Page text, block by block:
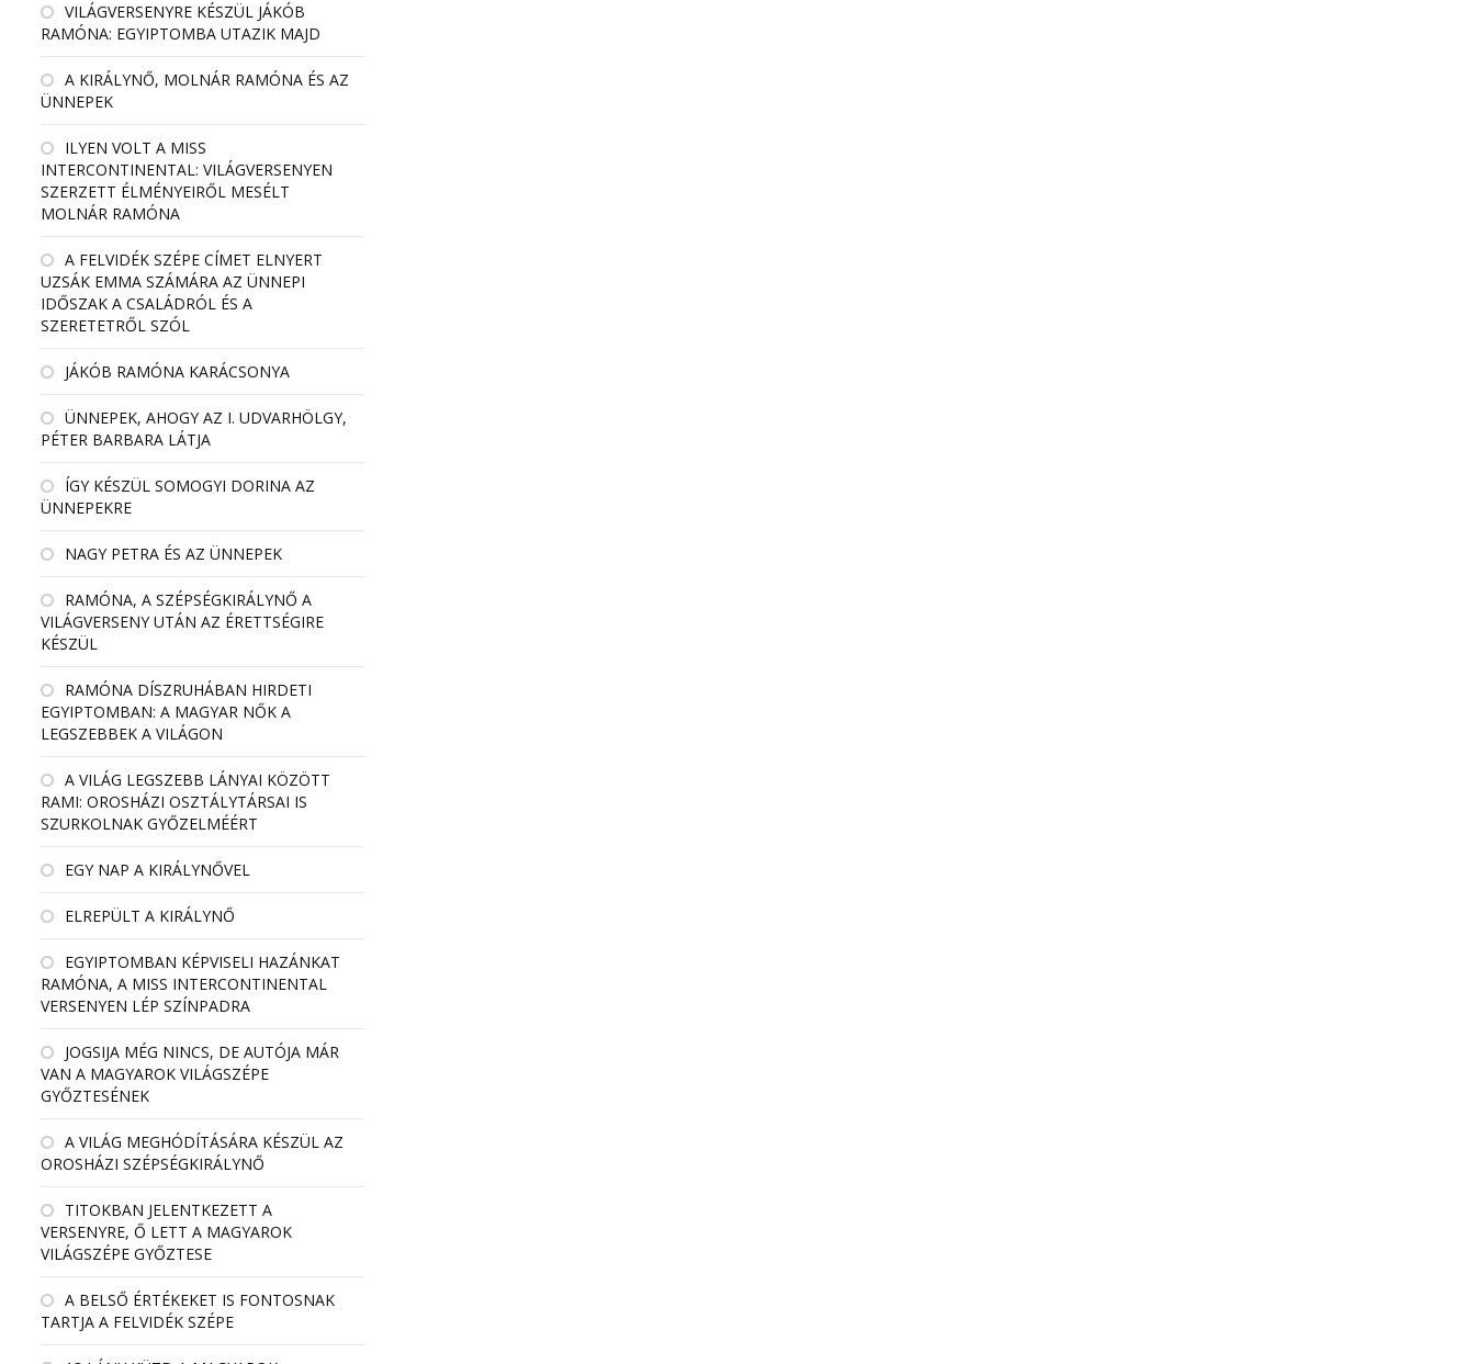
VILÁGVERSENYRE KÉSZÜL JÁKÓB
RAMÓNA: EGYIPTOMBA UTAZIK MAJD
A KIRÁLYNŐ, MOLNÁR RAMÓNA ÉS AZ
ÜNNEPEK
ILYEN VOLT A MISS
INTERCONTINENTAL: VILÁGVERSENYEN
SZERZETT ÉLMÉNYEIRŐL MESÉLT
MOLNÁR RAMÓNA
A FELVIDÉK SZÉPE CÍMET ELNYERT
UZSÁK EMMA SZÁMÁRA AZ ÜNNEPI
IDŐSZAK A CSALÁDRÓL ÉS A
SZERETETRŐL SZÓL
JÁKÓB RAMÓNA KARÁCSONYA
ÜNNEPEK, AHOGY AZ I. UDVARHÖLGY,
PÉTER BARBARA LÁTJA
ÍGY KÉSZÜL SOMOGYI DORINA AZ
ÜNNEPEKRE
NAGY PETRA ÉS AZ ÜNNEPEK
RAMÓNA, A SZÉPSÉGKIRÁLYNŐ A
VILÁGVERSENY UTÁN AZ ÉRETTSÉGIRE
KÉSZÜL
RAMÓNA DÍSZRUHÁBAN HIRDETI
EGYIPTOMBAN: A MAGYAR NŐK A
LEGSZEBBEK A VILÁGON
A VILÁG LEGSZEBB LÁNYAI KÖZÖTT
RAMI: OROSHÁZI OSZTÁLYTÁRSAI IS
SZURKOLNAK GYŐZELMÉÉRT
EGY NAP A KIRÁLYNŐVEL
ELREPÜLT A KIRÁLYNŐ
EGYIPTOMBAN KÉPVISELI HAZÁNKAT
RAMÓNA, A MISS INTERCONTINENTAL
VERSENYEN LÉP SZÍNPADRA
JOGSIJA MÉG NINCS, DE AUTÓJA MÁR
VAN A MAGYAROK VILÁGSZÉPE
GYŐZTESÉNEK
A VILÁG MEGHÓDÍTÁSÁRA KÉSZÜL AZ
OROSHÁZI SZÉPSÉGKIRÁLYNŐ
TITOKBAN JELENTKEZETT A
VERSENYRE, Ő LETT A MAGYAROK
VILÁGSZÉPE GYŐZTESE
A BELSŐ ÉRTÉKEKET IS FONTOSNAK
TARTJA A FELVIDÉK SZÉPE